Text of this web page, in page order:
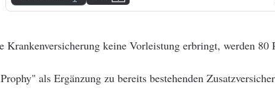
Krankenversicherung keine Vorleistung erbringt, werden 80
als Ergänzung zu bereits bestehenden